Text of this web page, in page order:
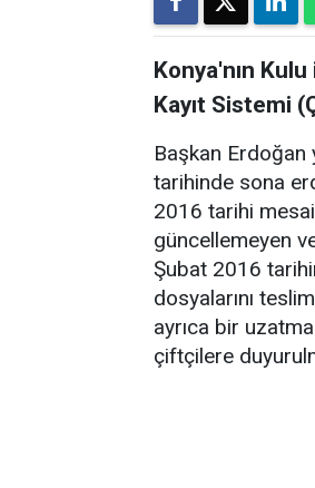
Konya'nın
Kayıt Sistemi
Başkan Erdoğan
tarihinde sona
2016 tarihi mesai
güncellemeyen
Şubat 2016
dosyalarını
ayrıca bir uzatma
çiftçilere